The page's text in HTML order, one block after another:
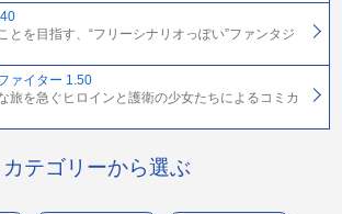
とを目指す、“フリーシナリオっぽい”ファンタジ
ァイター 1.50
旅を急ぐヒロインと護衛の少女たちによるコミカ
カテゴリーから選ぶ